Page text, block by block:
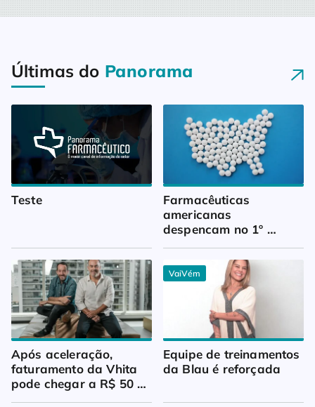
Últimas do Panorama
Teste
Farmacêuticas
americanas
despencam no 1º
Após aceleração,
faturamento da Vhita
pode chegar a R$ 50
milhões
VaiVém
Equipe de treinamentos
da Blau é reforçada